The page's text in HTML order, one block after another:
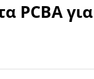
PCBA για